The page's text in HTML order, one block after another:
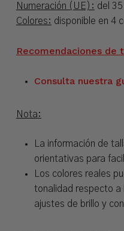
Numeración (UE): del
Colores: disponible en 4
Recomendaciones de
Consulta nuestra
Nota:
La información de
orientativas para
Los colores reales
tonalidad respecto a
ajustes de brillo y